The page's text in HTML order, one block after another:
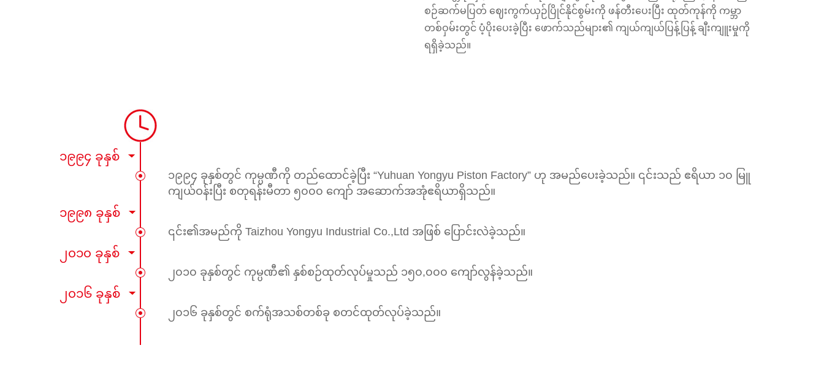
စဉ်ဆက်မပြတ် ဈေးကွက်ယှဉ်ပြိုင်နိုင်စွမ်းကို ဖန်တီးပေးပြီး ထုတ်ကုန်ကို ကမ္ဘာ
တစ်ဝှမ်းတွင် ပံ့ပိုးပေးခဲ့ပြီး ဖောက်သည်များ၏ ကျယ်ကျယ်ပြန့်ပြန့် ချီးကျူးမှုကို
ရရှိခဲ့သည်။
၁၉၉၄ ခုနှစ်
၁၉၉၄ ခုနှစ်တွင် ကုမ္ပဏီကို တည်ထောင်ခဲ့ပြီး “Yuhuan Yongyu Piston Factory” ဟု အမည်ပေးခဲ့သည်။ ၎င်းသည် ဧရိယာ ၁၀ မြူ
ကျယ်ဝန်းပြီး စတုရန်းမီတာ ၅၀၀၀ ကျော် အဆောက်အအုံဧရိယာရှိသည်။
၁၉၉၈ ခုနှစ်
၎င်း၏အမည်ကို Taizhou Yongyu Industrial Co.,Ltd အဖြစ် ပြောင်းလဲခဲ့သည်။
၂၀၁၀ ခုနှစ်
၂၀၁၀ ခုနှစ်တွင် ကုမ္ပဏီ၏ နှစ်စဉ်ထုတ်လုပ်မှုသည် ၁၅၀,၀၀၀ ကျော်လွန်ခဲ့သည်။
၂၀၁၆ ခုနှစ်
၂၀၁၆ ခုနှစ်တွင် စက်ရုံအသစ်တစ်ခု စတင်ထုတ်လုပ်ခဲ့သည်။